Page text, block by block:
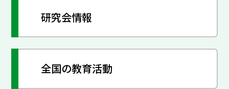
研究会情報
全国の教育活動